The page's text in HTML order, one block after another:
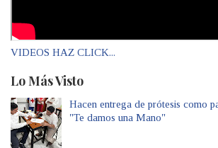
VIDEOS HAZ CLICK...
Lo Más Visto
Hacen entrega de prótesis como
"Te damos una Mano"